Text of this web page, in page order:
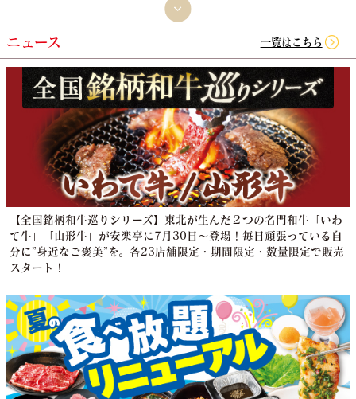
ニュース 一覧はこちら
【全国銘柄和牛巡りシリーズ】東北が生んだ２つの名門和牛「いわ
て牛」「山形牛」が安楽亭に7月30日～登場！毎日頑張っている自
分に”身近なご褒美”を。各23店舗限定・期間限定・数量限定で販売
スタート！